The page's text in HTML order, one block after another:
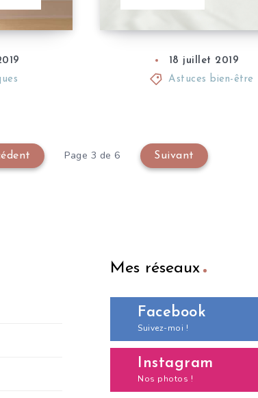
18 juillet 2019
Astuces bien-être
Page 3 de 6 Suivant
Mes réseaux
Facebook
Suivez-moi !
Instagram
Nos photos !